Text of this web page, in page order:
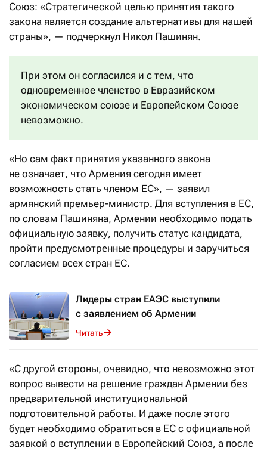
Союз: «Стратегической целью принятия такого
закона является создание альтернативы для нашей
страны», — подчеркнул Никол Пашинян.
При этом он согласился и с тем, что
одновременное членство в Евразийском
экономическом союзе и Европейском Союзе
невозможно.
«Но сам факт принятия указанного закона
не означает, что Армения сегодня имеет
возможность стать членом ЕС», — заявил
армянский премьер-министр. Для вступления в ЕС,
по словам Пашиняна, Армении необходимо подать
официальную заявку, получить статус кандидата,
пройти предусмотренные процедуры и заручиться
согласием всех стран ЕС.
Лидеры стран ЕАЭС выступили
с заявлением об Армении
Читать
«С другой стороны, очевидно, что невозможно этот
вопрос вывести на решение граждан Армении без
предварительной институциональной
подготовительной работы. И даже после этого
будет необходимо обратиться в ЕС с официальной
заявкой о вступлении в Европейский Союз, а после